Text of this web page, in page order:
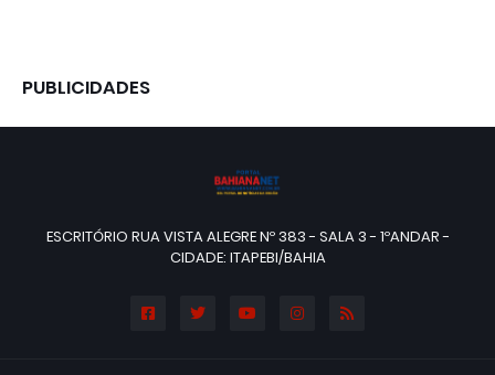
PUBLICIDADES
ESCRITÓRIO RUA VISTA ALEGRE Nº 383 - SALA 3 - 1ºANDAR -
CIDADE: ITAPEBI/BAHIA